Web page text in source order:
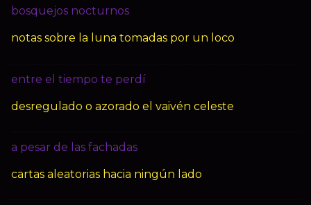
bosquejos nocturnos
notas sobre la luna tomadas por un loco
entre el tiempo te perdí
desregulado o azorado el vaivén celeste
a pesar de las fachadas
cartas aleatorias hacia ningún lado